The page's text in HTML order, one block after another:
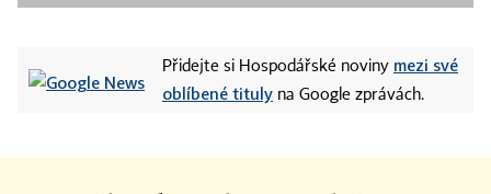
Přidejte si Hospodářské noviny mezi své
oblíbené tituly na Google zprávách.